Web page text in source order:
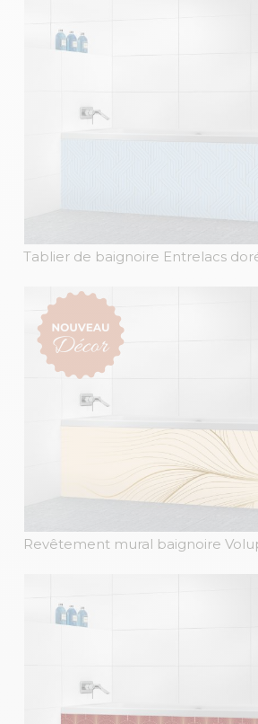
Tablier de baignoire Entrelacs
Revêtement mural baignoire